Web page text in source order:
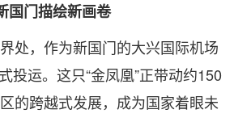
国门描绘新画卷
，作为新国门的大兴国际机场
投运。这只“金凤凰”正带动约150
的跨越式发展，成为国家着眼未